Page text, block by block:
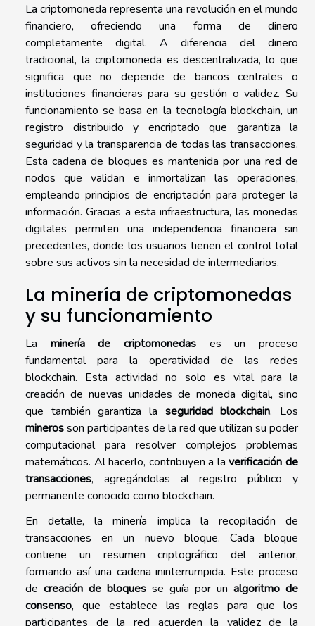
La criptomoneda representa una revolución en el mundo
financiero, ofreciendo una forma de dinero
completamente digital. A diferencia del dinero
tradicional, la criptomoneda es descentralizada, lo que
significa que no depende de bancos centrales o
instituciones financieras para su gestión o validez. Su
funcionamiento se basa en la tecnología blockchain, un
registro distribuido y encriptado que garantiza la
seguridad y la transparencia de todas las transacciones.
Esta cadena de bloques es mantenida por una red de
nodos que validan e inmortalizan las operaciones,
empleando principios de encriptación para proteger la
información. Gracias a esta infraestructura, las monedas
digitales permiten una independencia financiera sin
precedentes, donde los usuarios tienen el control total
sobre sus activos sin la necesidad de intermediarios.
La minería de criptomonedas
y su funcionamiento
La minería de criptomonedas es un proceso
fundamental para la operatividad de las redes
blockchain. Esta actividad no solo es vital para la
creación de nuevas unidades de moneda digital, sino
que también garantiza la seguridad blockchain. Los
minerosson participantes de la red que utilizan su poder
computacional para resolver complejos problemas
matemáticos. Al hacerlo, contribuyen a laverificación de
transacciones, agregándolas al registro público y
permanente conocido como blockchain.
En detalle, la minería implica la recopilación de
transacciones en un nuevo bloque. Cada bloque
contiene un resumen criptográfico del anterior,
formando así una cadena ininterrumpida. Este proceso
de creación de bloques se guía por un algoritmo de
consenso, que establece las reglas para que los
participantes de la red acuerden la validez de la